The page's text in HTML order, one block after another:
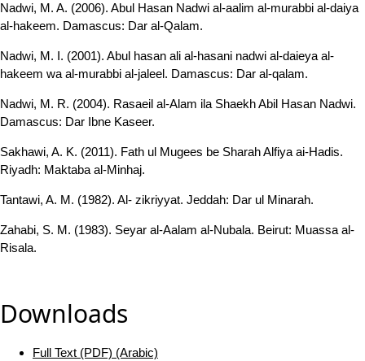
Nadwi, M. A. (2006). Abul Hasan Nadwi al-aalim al-murabbi al-daiya
al-hakeem. Damascus: Dar al-Qalam.
Nadwi, M. I. (2001). Abul hasan ali al-hasani nadwi al-daieya al-
hakeem wa al-murabbi al-jaleel. Damascus: Dar al-qalam.
Nadwi, M. R. (2004). Rasaeil al-Alam ila Shaekh Abil Hasan Nadwi.
Damascus: Dar Ibne Kaseer.
Sakhawi, A. K. (2011). Fath ul Mugees be Sharah Alfiya ai-Hadis.
Riyadh: Maktaba al-Minhaj.
Tantawi, A. M. (1982). Al- zikriyyat. Jeddah: Dar ul Minarah.
Zahabi, S. M. (1983). Seyar al-Aalam al-Nubala. Beirut: Muassa al-
Risala.
Downloads
Full Text (PDF) (Arabic)